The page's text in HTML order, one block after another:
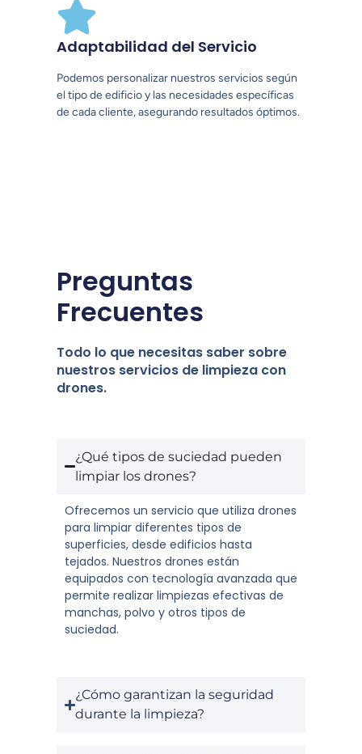
Adaptabilidad del Servicio
Podemos personalizar nuestros servicios según
el tipo de edificio y las necesidades específicas
de cada cliente, asegurando resultados óptimos.
Preguntas
Frecuentes
Todo lo que necesitas saber sobre
nuestros servicios de limpieza con
drones.
¿Qué tipos de suciedad pueden
limpiar los drones?
Ofrecemos un servicio que utiliza drones
para limpiar diferentes tipos de
superficies, desde edificios hasta
tejados. Nuestros drones están
equipados con tecnología avanzada que
permite realizar limpiezas efectivas de
manchas, polvo y otros tipos de
suciedad.
¿Cómo garantizan la seguridad
durante la limpieza?